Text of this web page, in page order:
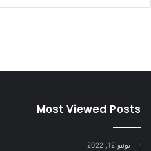
Most Viewed Posts
يونيو 12, 2022